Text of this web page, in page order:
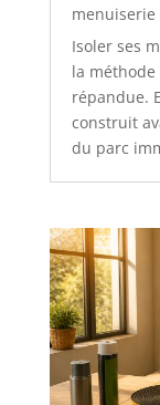
menuiserie
Isoler ses
la
répandue.
construit
du parc